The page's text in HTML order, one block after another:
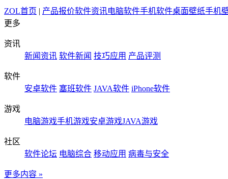
ZOL首页 | 产品报价软件资讯电脑软件手机软件桌面壁纸手机
更多
资讯
新闻资讯 软件新闻 技巧应用 产品评测
软件
安卓软件 塞班软件 JAVA软件 iPhone软件
游戏
电脑游戏手机游戏安卓游戏JAVA游戏
社区
软件论坛 电脑综合 移动应用 病毒与安全
更多内容 »